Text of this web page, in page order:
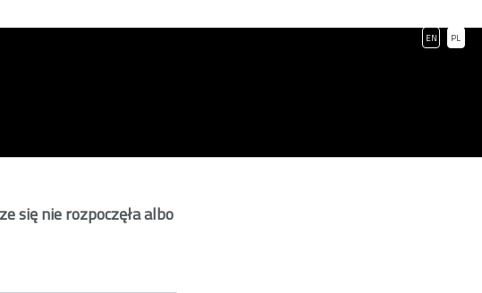
PL
EN
się nie rozpoczęła albo